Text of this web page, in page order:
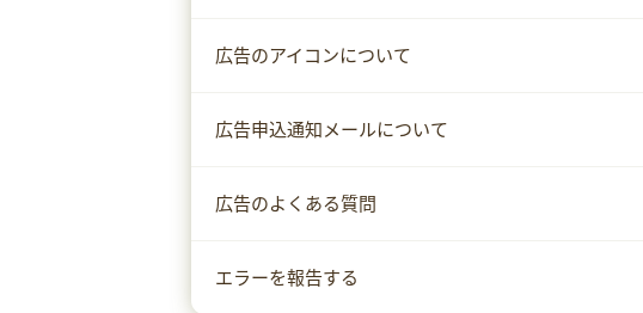
広告のアイコンについて
広告申込通知メールについて
広告のよくある質問
エラーを報告する